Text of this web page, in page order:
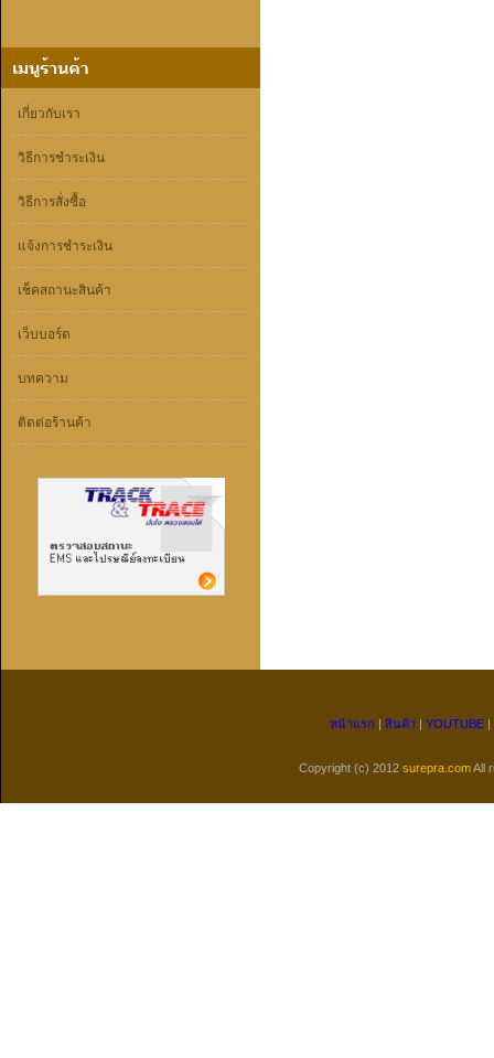
เกี่ยวกับเรา
วิธีการชำระเงิน
วิธีการสั่งซื้อ
แจ้งการชำระเงิน
เช็คสถานะสินค้า
เว็บบอร์ด
บทความ
ติดต่อร้านค้า
หน้าแรก สินค้า YOUTUBE
Copyright (c) 2012 surepra.comAll